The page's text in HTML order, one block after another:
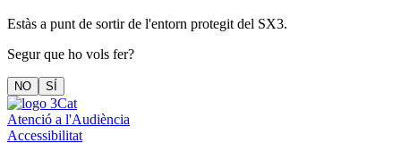
Estàs a punt de sortir de l'entorn protegit del SX3.
Segur que ho vols fer?
NO SÍ
Atenció a l'Audiència
Accessibilitat